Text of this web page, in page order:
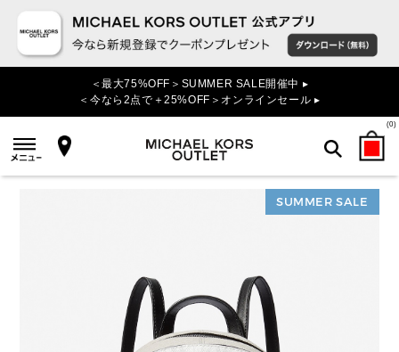
＜最大75%OFF＞SUMMER SALE開催中 ▸
＜今なら2点で＋25%OFF＞オンラインセール ▸
(0)
検索
SUMMER SALE